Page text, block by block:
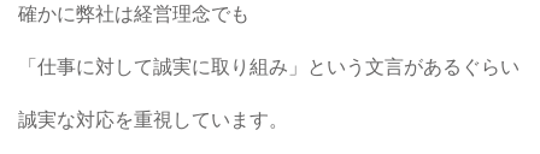
確かに弊社は経営理念でも
「仕事に対して誠実に取り組み」という文言があるぐらい
誠実な対応を重視しています。